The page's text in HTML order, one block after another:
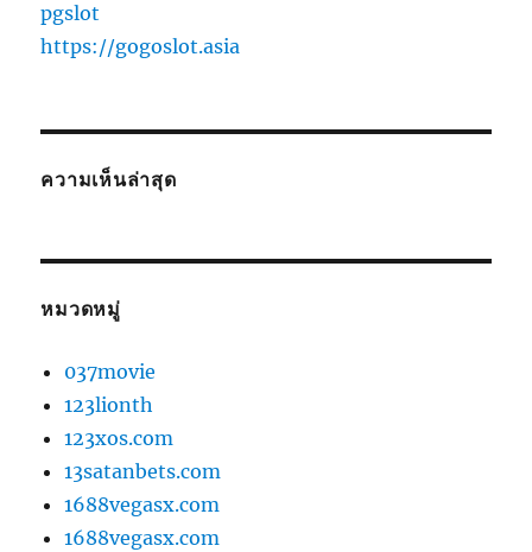
pgslot
https://gogoslot.asia
ความเห็นล่าสุด
หมวดหมู่
037movie
123lionth
123xos.com
13satanbets.com
1688vegasx.com
1688vegasx.com